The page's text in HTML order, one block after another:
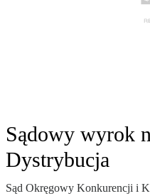
Sądowy wyrok
Dystrybucja
Sąd Okręgowy Konkurencji i